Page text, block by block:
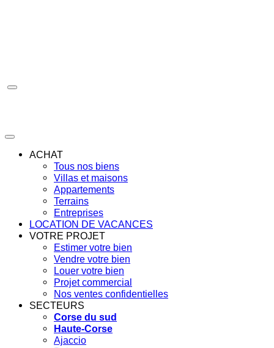
ACHAT
Tous nos biens
Villas et maisons
Appartements
Terrains
Entreprises
LOCATION DE VACANCES
VOTRE PROJET
Estimer votre bien
Vendre votre bien
Louer votre bien
Projet commercial
Nos ventes confidentielles
SECTEURS
Corse du sud
Haute-Corse
Ajaccio